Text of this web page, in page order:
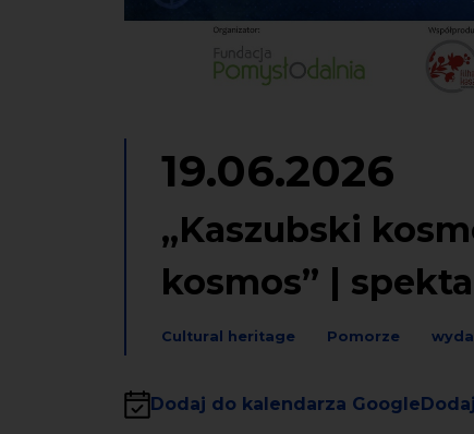
19.06.2026
„Kaszubski
kosmos” |
Cultural heritage Pomorze
Dodaj do kalendarza Google